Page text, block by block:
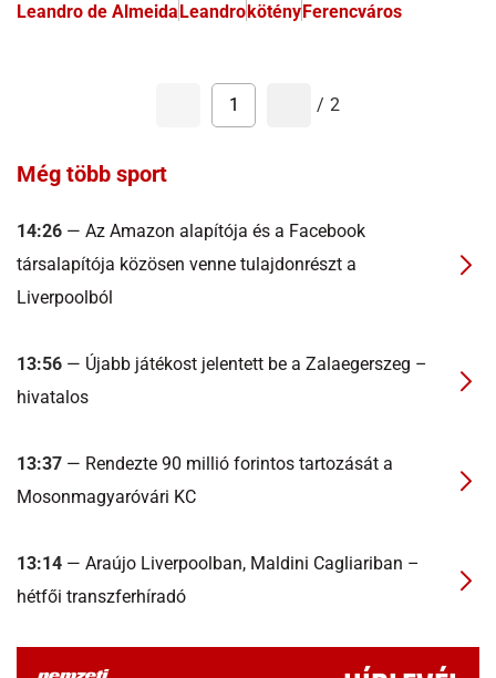
Leandro de AlmeidaLeandrokötényFerencváros
1 / 2
Még több sport
14:26 — Az Amazon alapítója és a Facebook
társalapítója közösen venne tulajdonrészt a
Liverpoolból
13:56 — Újabb játékost jelentett be a Zalaegerszeg –
hivatalos
13:37 — Rendezte 90 millió forintos tartozását a
Mosonmagyaróvári KC
13:14 — Araújo Liverpoolban, Maldini Cagliariban –
hétfői transzferhíradó